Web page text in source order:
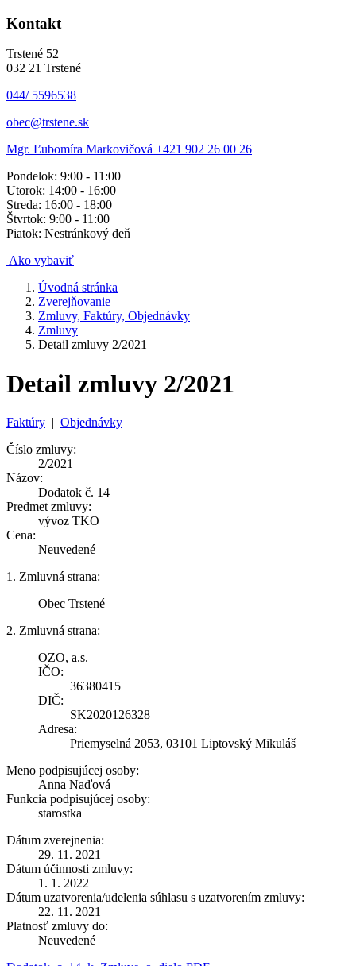
Kontakt
Trstené 52
032 21 Trstené
044/ 5596538
obec@trstene.sk
Mgr. Ľubomíra Markovičová +421 902 26 00 26
Pondelok: 9:00 - 11:00
Utorok: 14:00 - 16:00
Streda: 16:00 - 18:00
Štvrtok: 9:00 - 11:00
Piatok: Nestránkový deň
Ako vybaviť
Úvodná stránka
Zverejňovanie
Zmluvy, Faktúry, Objednávky
Zmluvy
Detail zmluvy 2/2021
Detail zmluvy 2/2021
Faktúry | Objednávky
Číslo zmluvy:
2/2021
Názov:
Dodatok č. 14
Predmet zmluvy:
vývoz TKO
Cena:
Neuvedené
1. Zmluvná strana:
Obec Trstené
2. Zmluvná strana:
OZO, a.s.
IČO:
36380415
DIČ:
SK2020126328
Adresa:
Priemyselná 2053, 03101 Liptovský Mikuláš
Meno podpisujúcej osoby:
Anna Naďová
Funkcia podpisujúcej osoby:
starostka
Dátum zverejnenia:
29. 11. 2021
Dátum účinnosti zmluvy:
1. 1. 2022
Dátum uzatvorenia/udelenia súhlasu s uzatvorením zmluvy:
22. 11. 2021
Platnosť zmluvy do:
Neuvedené